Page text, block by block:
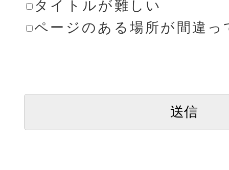
タイトルが難しい
ページのある場所が間違っ